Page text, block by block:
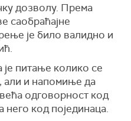
дозволу. Према
саобраћајне
је било валидно и
питање колико се
али и напомиње да
одговорност код
код појединаца.